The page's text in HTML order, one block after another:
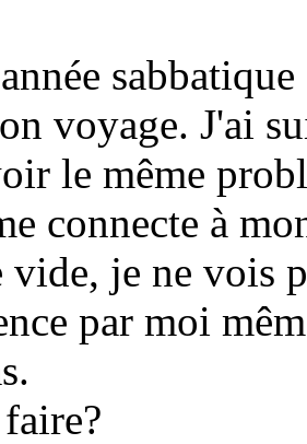
voyage. J'ai
le même
connecte à
vide, je ne vois
par moi